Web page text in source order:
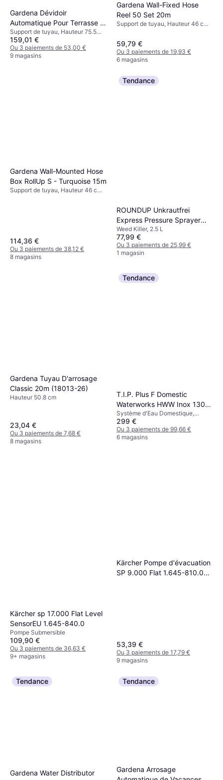
Gardena Dévidoir
Automatique Pour Terrasse M
Tuyau 20 m 1 pc 20m
Support de tuyau, Hauteur 75.5
cm, Largeur 42.6 cm, Longueur
40.6 cm, Diamètre du tuyau: 11
mm
159,01 €
Ou 3 paiements de 53,00 €
9 magasins
Gardena Wall-Fixed Hose
Reel 50 Set 20m
Support de tuyau, Hauteur 46 cm,
Diamètre du tuyau: 13 mm
59,79 €
Ou 3 paiements de 19,93 €
6 magasins
Gardena Wall-Mounted Hose
Box RollUp S - Turquoise 15m
Support de tuyau, Hauteur 46 cm,
114,36 €
Ou 3 paiements de 38,12 €
8 magasins
Tendance
ROUNDUP Unkrautfrei
Express Pressure Sprayer
2.5L
Weed Killer, 2.5 L
77,99 €
Ou 3 paiements de 25,99 €
1 magasin
Gardena Tuyau D'arrosage
Classic 20m (18013-26)
Hauteur 50.8 cm
23,04 €
Ou 3 paiements de 7,68 €
8 magasins
Tendance
T.I.P. Plus F Domestic
Waterworks HWW Inox 1300
4350
Système d'Eau Domestique,
Alimentation en Eau, Puissance
(max) 1200 W, Pression maximale
5 bar
299 €
Ou 3 paiements de 99,66 €
6 magasins
Kärcher sp 17.000 Flat Level
SensorEU 1.645-840.0
Pompe Submersible
109,90 €
Ou 3 paiements de 36,63 €
9+ magasins
Kärcher Pompe d'évacuation
SP 9.000 Flat 1.645-810.0
53,39 €
Ou 3 paiements de 17,79 €
9 magasins
Tendance
Gardena Water Distributor
Tendance
Gardena Arrosage